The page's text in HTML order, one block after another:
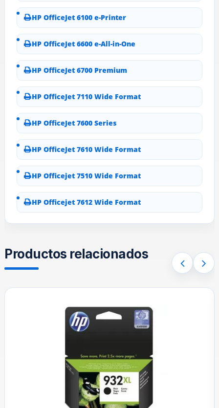
HP OfficeJet 6100 e-Printer
HP OfficeJet 6600 e-All-in-One
HP OfficeJet 6700 Premium
HP OfficeJet 7110 Wide Format
HP OfficeJet 7600 Series
HP OfficeJet 7610 Wide Format
HP Officejet 7510 Wide Format
HP Officejet 7612 Wide Format
Productos relacionados